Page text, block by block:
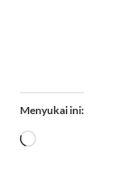
Menyukai ini:
Memuat...